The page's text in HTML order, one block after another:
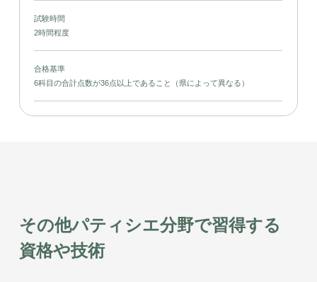
試験時間
2時間程度
合格基準
6科目の合計点数が36点以上であること（県によって異なる）
その他パティシエ分野で習得する
資格や技術